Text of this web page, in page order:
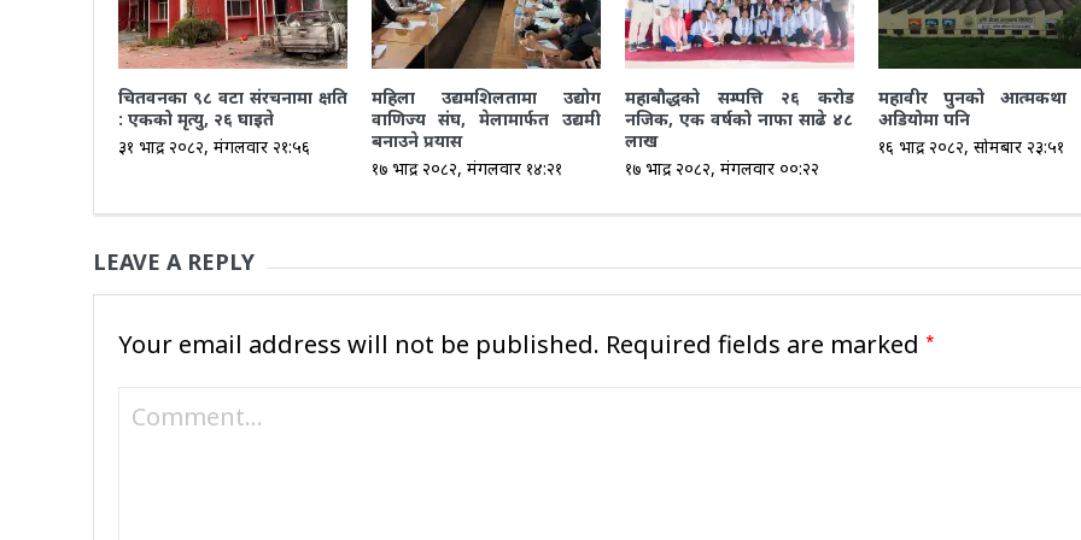
चितवनका ९८ वटा संरचनामा क्षति
: एकको मृत्यु, २६ घाइते
३१ भाद्र २०८२, मंगलवार २१:५६
महिला उद्यमशिलतामा उद्योग
वाणिज्य संघ, मेलामार्फत उद्यमी
बनाउने प्रयास
१७ भाद्र २०८२, मंगलवार १४:२१
महाबौद्धको सम्पत्ति २६ करोड
नजिक, एक वर्षको नाफा साढे ४८
लाख
१७ भाद्र २०८२, मंगलवार ००:२२
महावीर पुनको
अडियोमा पनि
१६ भाद्र २०८२, सोमबार २३:५१
LEAVE A REPLY
Your email address will not be published. Required fields are marked *